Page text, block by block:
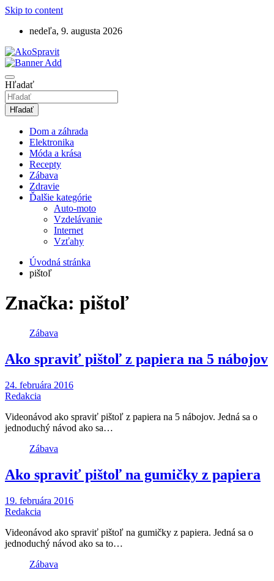
Skip to content
nedeľa, 9. augusta 2026
AkoSpravit.sk
Hľadať
Hľadať
Dom a záhrada
Elektronika
Móda a krása
Recepty
Zábava
Zdravie
Ďalšie kategórie
Auto-moto
Vzdelávanie
Internet
Vzťahy
Úvodná stránka
pištoľ
Značka: pištoľ
Zábava
Ako spraviť pištoľ z papiera na 5 nábojov
24. februára 2016
Redakcia
Videonávod ako spraviť pištoľ z papiera na 5 nábojov. Jedná sa o
jednoduchý návod ako sa…
Zábava
Ako spraviť pištoľ na gumičky z papiera
19. februára 2016
Redakcia
Videonávod ako spraviť pištoľ na gumičky z papiera. Jedná sa o
jednoduchý návod ako sa to…
Zábava